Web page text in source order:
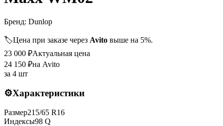
Бренд: Dunlop
🏷️Цена при заказе через Avito выше на 5%.
23 000 ₽Актуальная цена
24 150 ₽на Avito
за 4 шт
⚙️Характеристики
Размер215/65 R16
Индексы98 Q